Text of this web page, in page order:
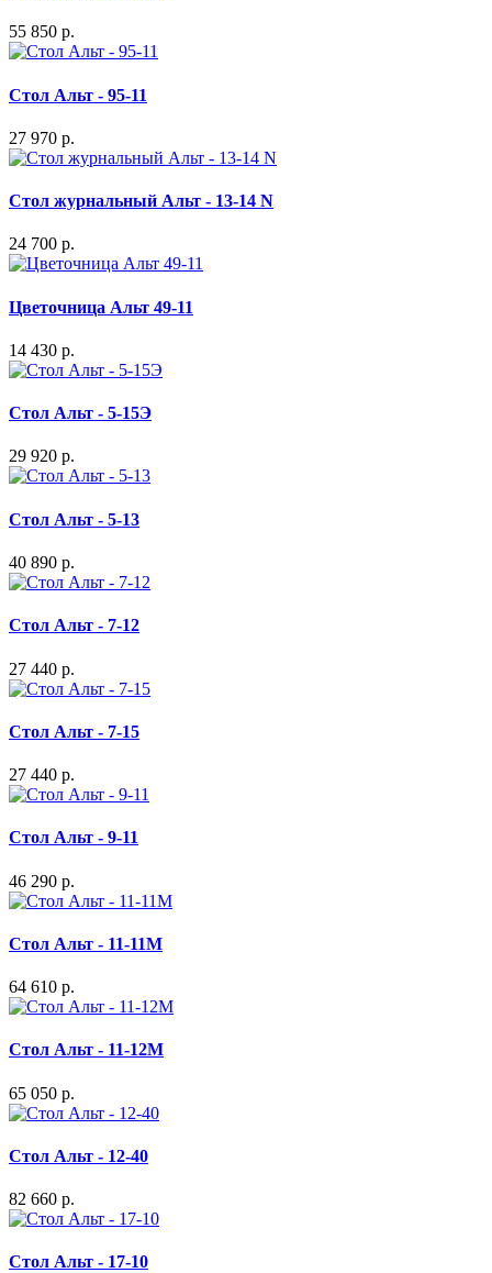
55 850 р.
Стол Альт - 95-11
27 970 р.
Стол журнальный Альт - 13-14 N
24 700 р.
Цветочница Альт 49-11
14 430 р.
Стол Альт - 5-15Э
29 920 р.
Стол Альт - 5-13
40 890 р.
Стол Альт - 7-12
27 440 р.
Стол Альт - 7-15
27 440 р.
Стол Альт - 9-11
46 290 р.
Стол Альт - 11-11М
64 610 р.
Стол Альт - 11-12М
65 050 р.
Стол Альт - 12-40
82 660 р.
Стол Альт - 17-10